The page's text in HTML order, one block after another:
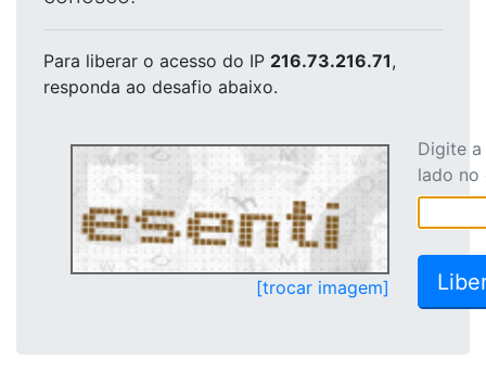
Para liberar o acesso do IP 216.73.216.71,
responda ao desafio abaixo.
[trocar imagem]
Digite
lado no